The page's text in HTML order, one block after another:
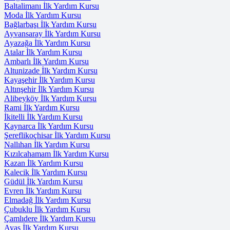
Baltalimanı İlk Yardım Kursu
Moda İlk Yardım Kursu
Bağlarbaşı İlk Yardım Kursu
Ayvansaray İlk Yardım Kursu
Ayazağa İlk Yardım Kursu
Atalar İlk Yardım Kursu
Ambarlı İlk Yardım Kursu
Altunizade İlk Yardım Kursu
Kayaşehir İlk Yardım Kursu
Altınşehir İlk Yardım Kursu
Alibeyköy İlk Yardım Kursu
Rami İlk Yardım Kursu
İkitelli İlk Yardım Kursu
Kaynarca İlk Yardım Kursu
Şereflikoçhisar İlk Yardım Kursu
Nallıhan İlk Yardım Kursu
Kızılcahamam İlk Yardım Kursu
Kazan İlk Yardım Kursu
Kalecik İlk Yardım Kursu
Güdül İlk Yardım Kursu
Evren İlk Yardım Kursu
Elmadağ İlk Yardım Kursu
Çubuklu İlk Yardım Kursu
Çamlıdere İlk Yardım Kursu
Ayaş İlk Yardım Kursu